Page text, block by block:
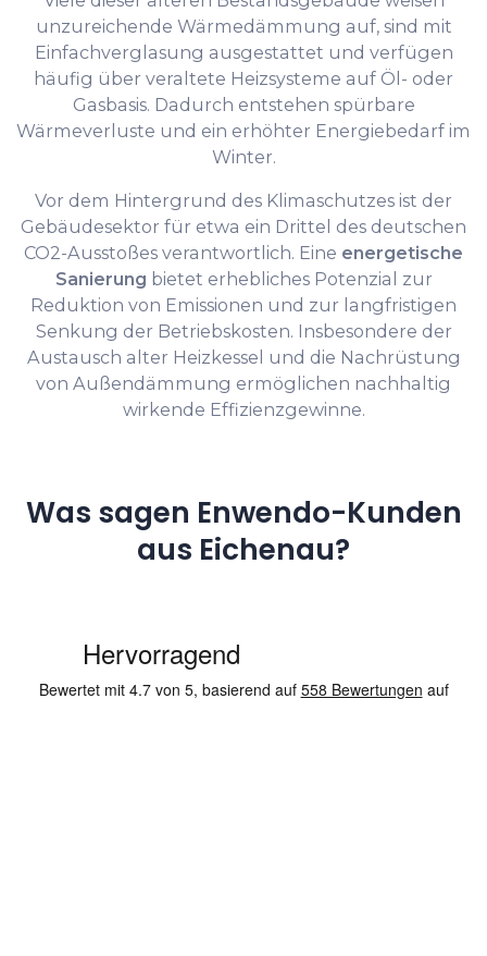
unzureichende Wärmedämmung auf, sind mit
Einfachverglasung ausgestattet und verfügen
häufig über veraltete Heizsysteme auf Öl- oder
Gasbasis. Dadurch entstehen spürbare
Wärmeverluste und ein erhöhter Energiebedarf im
Winter.
Vor dem Hintergrund des Klimaschutzes ist der
Gebäudesektor für etwa ein Drittel des deutschen
CO2-Ausstoßes verantwortlich. Eine energetische
Sanierung bietet erhebliches Potenzial zur
Reduktion von Emissionen und zur langfristigen
Senkung der Betriebskosten. Insbesondere der
Austausch alter Heizkessel und die Nachrüstung
von Außendämmung ermöglichen nachhaltig
wirkende Effizienzgewinne.
Was sagen Enwendo-Kunden
aus Eichenau?